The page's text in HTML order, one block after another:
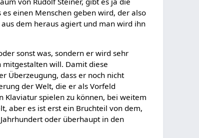
einen Menschen geben wird, der also
dem heraus agiert und man wird ihn
sonst was, sondern er wird sehr
will. Damit diese
Überzeugung, dass er noch nicht
der Welt, die er als Vorfeld
Klaviatur spielen zu können, bei weitem
aber es ist erst ein Bruchteil von dem,
oder überhaupt in den